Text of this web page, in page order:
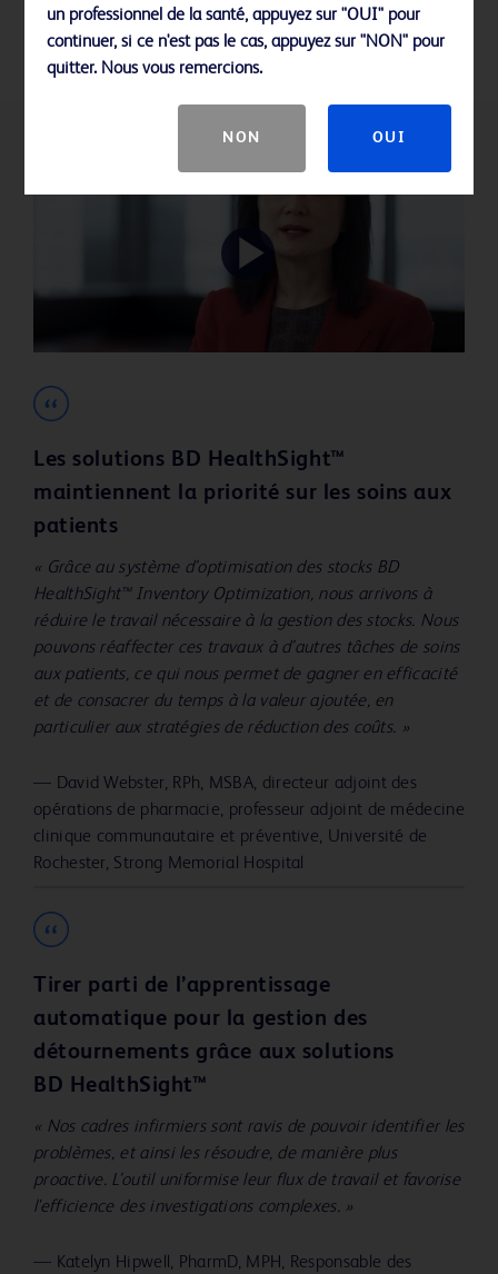
Play
Les solutions BD HealthSight™
maintiennent la priorité sur les soins aux
patients
« Grâce au système d’optimisation des stocks BD
HealthSight™ Inventory Optimization, nous arrivons à
réduire le travail nécessaire à la gestion des stocks. Nous
pouvons réaffecter ces travaux à d’autres tâches de soins
aux patients, ce qui nous permet de gagner en efficacité
et de consacrer du temps à la valeur ajoutée, en
particulier aux stratégies de réduction des coûts. »
— David Webster, RPh, MSBA, directeur adjoint des
opérations de pharmacie, professeur adjoint de médecine
clinique communautaire et préventive, Université de
Rochester, Strong Memorial Hospital
Tirer parti de l’apprentissage
automatique pour la gestion des
détournements grâce aux solutions
BD HealthSight™
« Nos cadres infirmiers sont ravis de pouvoir identifier les
problèmes, et ainsi les résoudre, de manière plus
proactive. L’outil uniformise leur flux de travail et favorise
l'efficience des investigations complexes. »
— Katelyn Hipwell, PharmD, MPH, Responsable des
un professionnel de la santé, appuyez sur "OUI" pour
continuer, si ce n'est pas le cas, appuyez sur "NON" pour
quitter. Nous vous remercions.
NON OUI